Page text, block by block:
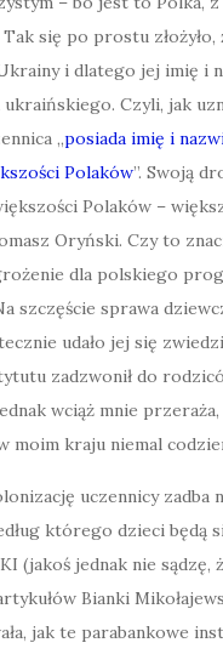
się po prostu
i dlatego jej imię i
Czyli, jak
„posiada imię i
Polaków”. Swoją
Polaków –
Oryński. Czy to
dla polskiego
szczęście sprawa
udało jej się
zadzwonił do
wciąż mnie
moim kraju niemal
uczennicy zadba
którego dzieci będą
(jakoś jednak nie sądzę,
Bianki
jak te parabankowe